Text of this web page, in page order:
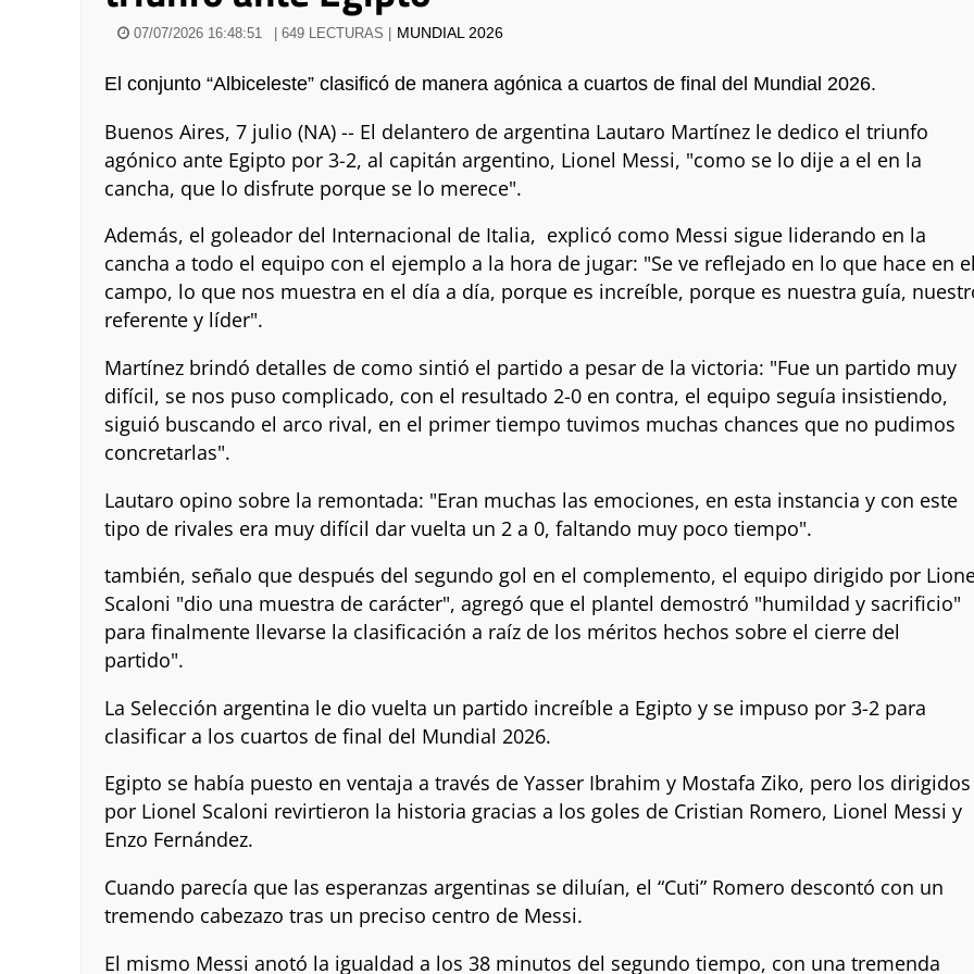
07/07/2026 16:48:51 | 649 LECTURAS | MUNDIAL 2026
El conjunto “Albiceleste” clasificó de manera agónica a cuartos de final del Mundial 2026.
Buenos Aires, 7 julio (NA) -- El delantero de argentina Lautaro Martínez le dedico el triunfo
agónico ante Egipto por 3-2, al capitán argentino, Lionel Messi, "como se lo dije a el en la
cancha, que lo disfrute porque se lo merece".
Además, el goleador del Internacional de Italia, explicó como Messi sigue liderando en la
cancha a todo el equipo con el ejemplo a la hora de jugar: "Se ve reflejado en lo que hace en
campo, lo que nos muestra en el día a día, porque es increíble, porque es nuestra guía,
referente y líder".
Martínez brindó detalles de como sintió el partido a pesar de la victoria: "Fue un partido muy
difícil, se nos puso complicado, con el resultado 2-0 en contra, el equipo seguía insistiendo,
siguió buscando el arco rival, en el primer tiempo tuvimos muchas chances que no pudimos
concretarlas".
Lautaro opino sobre la remontada: "Eran muchas las emociones, en esta instancia y con este
tipo de rivales era muy difícil dar vuelta un 2 a 0, faltando muy poco tiempo".
también, señalo que después del segundo gol en el complemento, el equipo dirigido por
Scaloni "dio una muestra de carácter", agregó que el plantel demostró "humildad y sacrificio"
para finalmente llevarse la clasificación a raíz de los méritos hechos sobre el cierre del
partido".
La Selección argentina le dio vuelta un partido increíble a Egipto y se impuso por 3-2 para
clasificar a los cuartos de final del Mundial 2026.
Egipto se había puesto en ventaja a través de Yasser Ibrahim y Mostafa Ziko, pero los dirigidos
por Lionel Scaloni revirtieron la historia gracias a los goles de Cristian Romero, Lionel Messi y
Enzo Fernández.
Cuando parecía que las esperanzas argentinas se diluían, el “Cuti” Romero descontó con un
tremendo cabezazo tras un preciso centro de Messi.
El mismo Messi anotó la igualdad a los 38 minutos del segundo tiempo, con una tremenda